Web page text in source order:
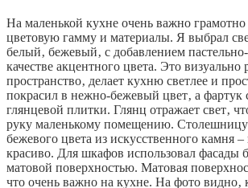
На маленькой кухне очень важно грамотно
цветовую гамму и материалы. Я выбрал
белый‚ бежевый‚ с добавлением
качестве акцентного цвета. Это визуально
пространство‚ делает кухню светлее и
покрасил в нежно-бежевый цвет‚ а фартук
глянцевой плитки. Глянц отражает свет‚
руку маленькому помещению. Столешницу
бежевого цвета из искусственного камня
красиво. Для шкафов использовал фасады
матовой поверхностью. Матовая
что очень важно на кухне. На фото видно‚